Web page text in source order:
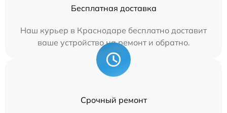
Бесплатная доставка
Наш курьер в Краснодаре бесплатно доставит
ваше устройство на ремонт и обратно.
Срочный ремонт